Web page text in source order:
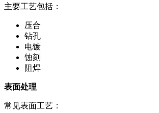
主要工艺包括：
压合
钻孔
电镀
蚀刻
阻焊
表面处理
常见表面工艺：